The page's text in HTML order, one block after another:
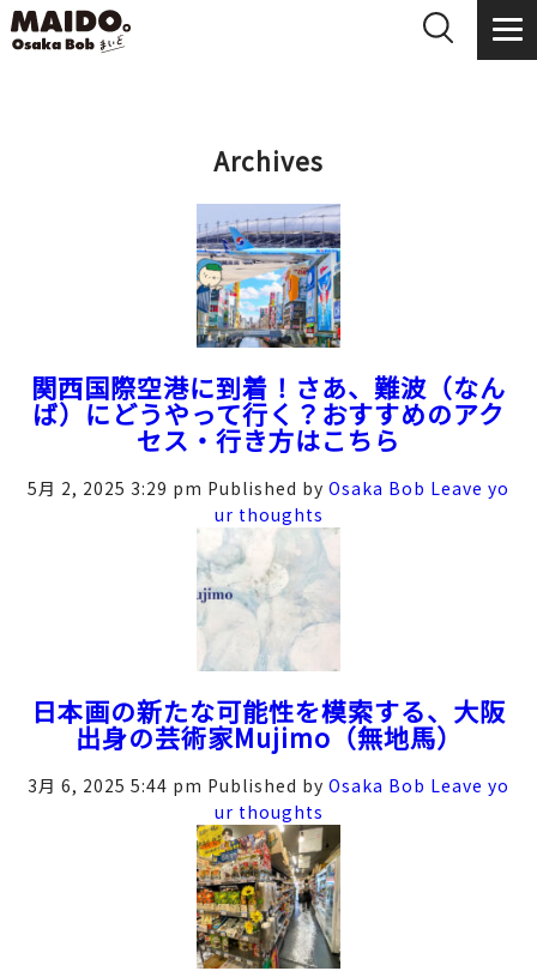
Archives
関西国際空港に到着！さあ、難波（なん
ば）にどうやって行く？おすすめのアク
セス・行き方はこちら
5月 2, 2025 3:29 pm Published by Osaka Bob Leave yo
ur thoughts
日本画の新たな可能性を模索する、大阪
出身の芸術家Mujimo（無地馬）
3月 6, 2025 5:44 pm Published by Osaka Bob Leave yo
ur thoughts